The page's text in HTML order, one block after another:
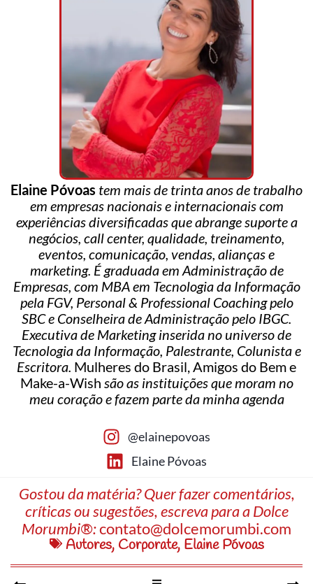
Elaine Póvoas tem mais de trinta anos de trabalho
em empresas nacionais e internacionais com
experiências diversificadas que abrange suporte a
negócios, call center, qualidade, treinamento,
eventos, comunicação, vendas, alianças e
marketing. É graduada em Administração de
Empresas, com MBA em Tecnologia da Informação
pela FGV, Personal & Professional Coaching pelo
SBC e Conselheira de Administração pelo IBGC.
Executiva de Marketing inserida no universo de
Tecnologia da Informação, Palestrante, Colunista e
Escritora. Mulheres do Brasil, Amigos do Bem e
Make-a-Wish são as instituições que moram no
meu coração e fazem parte da minha agenda
@elainepovoas
Elaine Póvoas
Gostou da matéria? Quer fazer comentários,
críticas ou sugestões, escreva para a Dolce
Morumbi®:contato@dolcemorumbi.com
Autores, Corporate, Elaine Póvoas